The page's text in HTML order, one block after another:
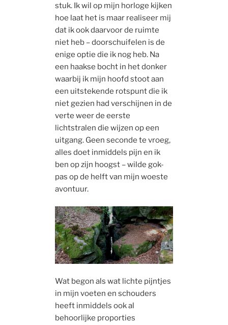
stuk. Ik wil op mijn horloge kijken
hoe laat het is maar realiseer mij
dat ik ook daarvoor de ruimte
niet heb – doorschuifelen is de
enige optie die ik nog heb. Na
een haakse bocht in het donker
waarbij ik mijn hoofd stoot aan
een uitstekende rotspunt die ik
niet gezien had verschijnen in de
verte weer de eerste
lichtstralen die wijzen op een
uitgang. Geen seconde te vroeg,
alles doet inmiddels pijn en ik
ben op zijn hoogst – wilde gok-
pas op de helft van mijn woeste
avontuur.
Wat begon als wat lichte pijntjes
in mijn voeten en schouders
heeft inmiddels ook al
behoorlijke proporties